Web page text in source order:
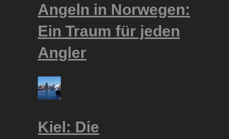
Angeln in Norwegen:
Ein Traum für jeden
Angler
Kiel: Die